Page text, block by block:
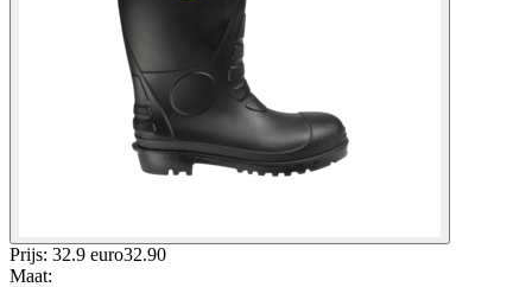
Prijs: 32.9 euro32.90
Maat: